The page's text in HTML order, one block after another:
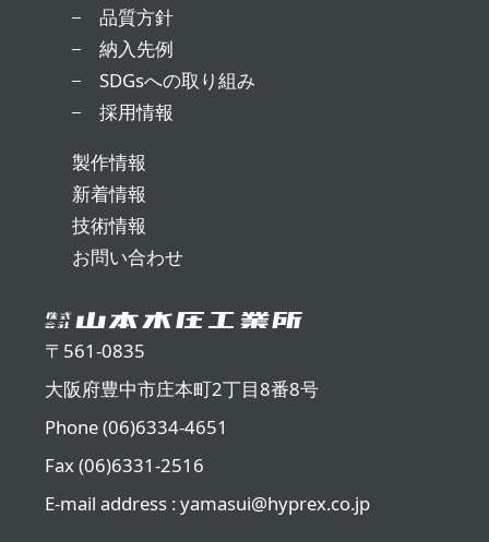
品質方針
納入先例
SDGsへの取り組み
採用情報
製作情報
新着情報
技術情報
お問い合わせ
〒561-0835
大阪府豊中市庄本町2丁目8番8号
Phone (06)6334-4651
Fax (06)6331-2516
E-mail address : yamasui@hyprex.co.jp